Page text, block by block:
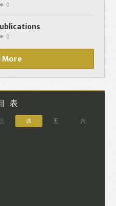
0
0
More
表
三 四 五 六